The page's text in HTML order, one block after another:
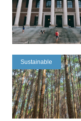
Sustainable